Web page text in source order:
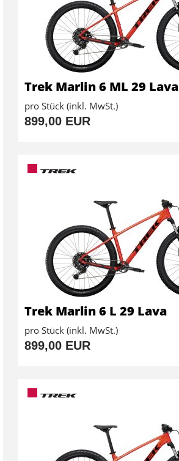
Trek Marlin 6 ML 29 Lava
pro Stück (inkl. MwSt.)
899,00 EUR
Trek Marlin 6 L 29 Lava
pro Stück (inkl. MwSt.)
899,00 EUR